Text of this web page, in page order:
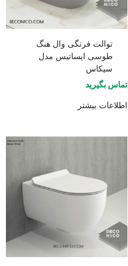
توالت فرنگی وال هنگ
طوسی ایساتیس مدل
سیکاس
تماس بگیرید
اطلاعات بیشتر